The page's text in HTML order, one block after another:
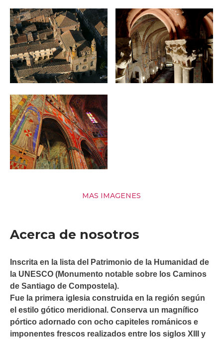
MAS IMAGENES
Acerca de nosotros
Inscrita en la lista del Patrimonio de la Humanidad de
la UNESCO (Monumento notable sobre los Caminos
de Santiago de Compostela).
Fue la primera iglesia construida en la región según
el estilo gótico meridional. Conserva un magnífico
pórtico adornado con ocho capiteles románicos e
imponentes frescos realizados entre los siglos XIII y